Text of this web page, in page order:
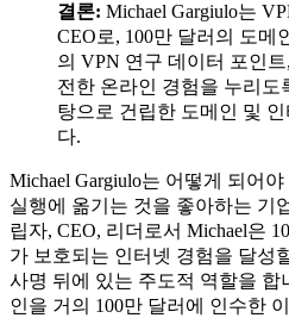
결론: Michael Gargiulo는
CEO로, 100만 달러의 도메
의 VPN 연구 데이터 포인
전한 온라인 경험을 누리도
탕으로 건립한 도메인 및
다.
Michael Gargiulo는 어떻게 되어
실행에 옮기는 것을 좋아하는 기
립자, CEO, 리더로서 Michael은
가 보호되는 인터넷 경험을 달성
사명 뒤에 있는 주도적 역할을 합
인을 거의 100만 달러에 인수한